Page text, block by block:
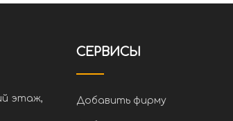
этаж,
СЕРВИСЫ
Добавить фирму